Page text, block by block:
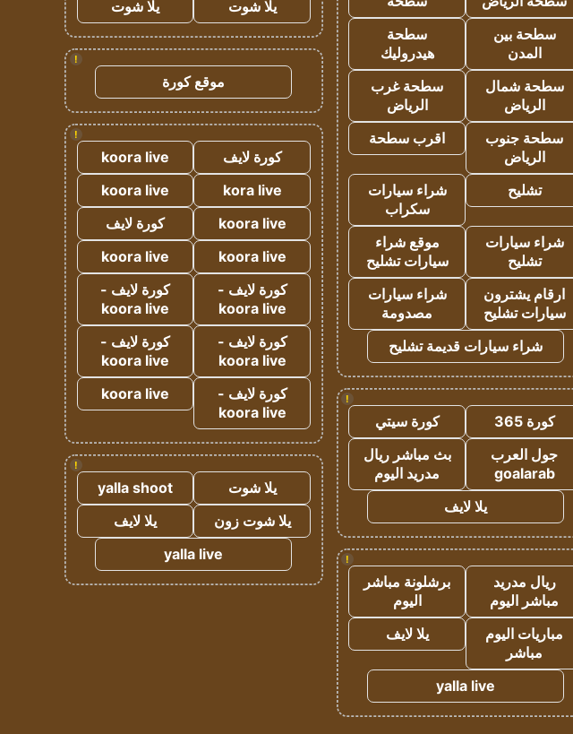
سطحة بين
المدن
سطحة
هيدروليك
سطحة شمال
الرياض
سطحة غرب
الرياض
سطحة جنوب
الرياض
اقرب سطحة
تشليح
شراء سيارات
سكراب
شراء سيارات
تشليح
موقع شراء
سيارات تشليح
ارقام يشترون
سيارات تشليح
شراء سيارات
مصدومة
شراء سيارات قديمة تشليح
!
كورة 365
كورة سيتي
جول العرب
goalarab
بث مباشر ريال
مدريد اليوم
يلا لايف
!
ريال مدريد
مباشر اليوم
برشلونة مباشر
اليوم
مباريات اليوم
مباشر
يلا لايف
yalla live
يلا شوت
يلا شوت
!
موقع كورة
!
كورة لايف
koora live
kora live
koora live
koora live
كورة لايف
koora live
koora live
كورة لايف -
koora live
كورة لايف -
koora live
كورة لايف -
koora live
كورة لايف -
koora live
كورة لايف -
koora live
koora live
!
يلا شوت
yalla shoot
يلا شوت زون
يلا لايف
yalla live